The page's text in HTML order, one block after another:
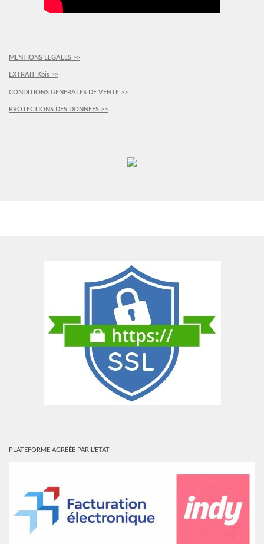
MENTIONS LEGALES >>
EXTRAIT Kbis >>
CONDITIONS GENERALES DE VENTE >>
PROTECTIONS DES DONNEES >>
PLATEFORME AGRÉÉE PAR L’ETAT